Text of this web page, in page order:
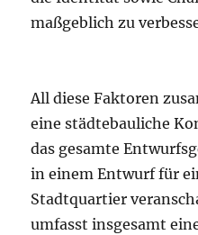
maßgeblich zu
All diese Faktoren
eine städtebauliche
das gesamte
in einem Entwurf für
Stadtquartier
umfasst insgesamt